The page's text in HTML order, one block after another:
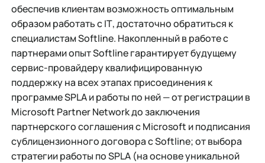
обеспечив клиентам возможность оптимальным
образом работать с IТ, достаточно обратиться к
специалистам Softline. Накопленный в работе с
партнерами опыт Softline гарантирует будущему
сервис-провайдеру квалифицированную
поддержку на всех этапах присоединения к
программе SPLA и работы по ней — от регистрации в
Microsoft Partner Network до заключения
партнерского соглашения с Microsoft и подписания
сублицензионного договора с Softline; от выбора
стратегии работы по SPLA (на основе уникальной